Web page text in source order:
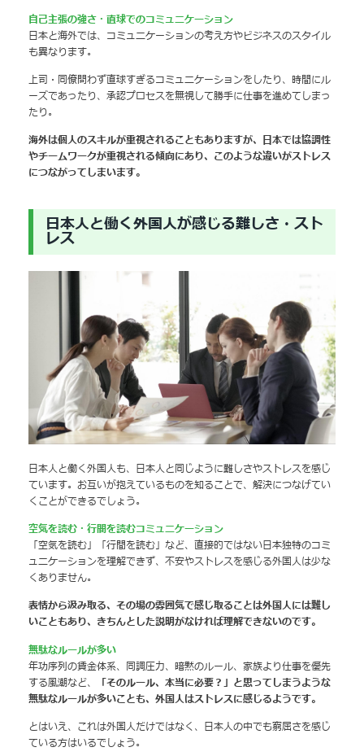
自己主張の強さ・直球でのコミュニケーション
日本と海外では、コミュニケーションの考え方やビジネスのスタイル
も異なります。
上司・同僚問わず直球すぎるコミュニケーションをしたり、時間にル
ーズであったり、承認プロセスを無視して勝手に仕事を進めてしまっ
たり。
海外は個人のスキルが重視されることもありますが、日本では協調性
やチームワークが重視される傾向にあり、このような違いがストレス
につながってしまいます。
日本人と働く外国人が感じる難しさ・スト
レス
日本人と働く外国人も、日本人と同じように難しさやストレスを感じ
ています。お互いが抱えているものを知ることで、解決につなげてい
くことができるでしょう。
空気を読む・行間を読むコミュニケーション
「空気を読む」「行間を読む」など、直接的ではない日本独特のコミ
ュニケーションを理解できず、不安やストレスを感じる外国人は少な
くありません。
表情から汲み取る、その場の雰囲気で感じ取ることは外国人には難し
いこともあり、きちんとした説明がなければ理解できないのです。
無駄なルールが多い
年功序列の賃金体系、同調圧力、暗黙のルール、家族より仕事を優先
する風潮など、
「そのルール、本当に必要？」と思ってしまうような
無駄なルールが多いことも、外国人はストレスに感じるようです。
とはいえ、これは外国人だけではなく、日本人の中でも窮屈さを感じ
ている方はいるでしょう。